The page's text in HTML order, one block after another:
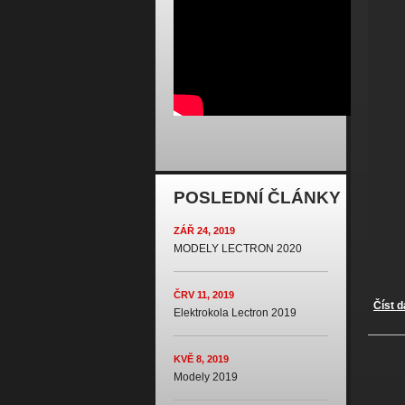
POSLEDNÍ ČLÁNKY
ZÁŘ 24, 2019
MODELY LECTRON 2020
ČRV 11, 2019
Elektrokola Lectron 2019
KVĚ 8, 2019
Modely 2019
Číst